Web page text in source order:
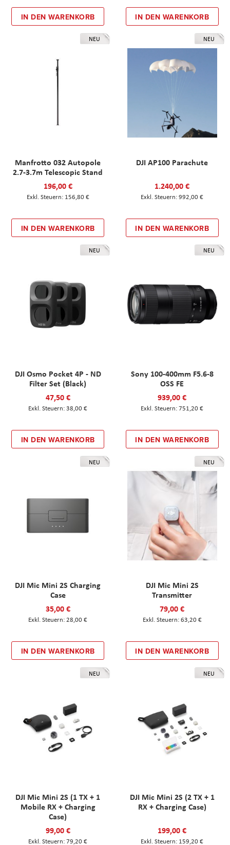
IN DEN WARENKORB IN DEN WARENKORB
NEU
Manfrotto 032 Autopole
2.7-3.7m Telescopic Stand
196,00 €
156,80 €
IN DEN WARENKORB
NEU
DJI AP100 Parachute
1.240,00 €
992,00 €
IN DEN WARENKORB
NEU
DJI Osmo Pocket 4P - ND
Filter Set (Black)
47,50 €
38,00 €
IN DEN WARENKORB
NEU
Sony 100-400mm F5.6-8
OSS FE
939,00 €
751,20 €
IN DEN WARENKORB
NEU
DJI Mic Mini 2S Charging
Case
35,00 €
28,00 €
IN DEN WARENKORB
NEU
DJI Mic Mini 2S
Transmitter
79,00 €
63,20 €
IN DEN WARENKORB
NEU
DJI Mic Mini 2S (1 TX + 1
Mobile RX + Charging
Case)
99,00 €
79,20 €
NEU
DJI Mic Mini 2S (2 TX + 1
RX + Charging Case)
199,00 €
159,20 €